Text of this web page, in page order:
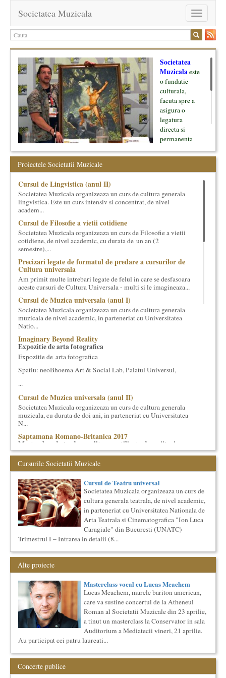
Toggle
navigation
Societatea Muzicala
Societatea
Muzicalaeste
o fundatie
culturala,
facuta spre a
asigura o
legatura
directa si
permanenta
oamenii ei, pe
inceput cu muzica clasica - si de aici numele -, insa acum
dezvoltam proiecte si in alte domenii ale culturii.
Facem management cultural, dezvoltam si administram proiecte
proprii sau preluate, modele si sisteme de finantare, marketing
cultural si consultanta. Organizam concursuri, concerte si
evenimente culturale, private sau publice, tinem cursuri de
cultura generala muzicala, teatrala, filosofica si de alte feluri.
Cuvinte in plus despre proiect, despre cei care il administreaza si
cei care il finantateaza sunt in rubricile de mai jos.
Proiectele Societatii Muzicale
Cursul de Lingvistica (anul II)
Societatea Muzicala organizeaza un curs de cultura generala
lingvistica. Este un curs intensiv si concentrat, de nivel
academ...
Cursul de Filosofie a vietii cotidiene
Societatea Muzicala organizeaza un curs de Filosofie a vietii
cotidiene, de nivel academic, cu durata de un an (2
semestre),...
Precizari legate de formatul de predare a cursurilor de
Cultura universala
Am primit multe intrebari legate de felul in care se desfasoara
aceste cursuri de Cultura Universala - multi si le imagineaza...
Cursul de Muzica universala (anul I)
Societatea Muzicala organizeaza un curs de cultura generala
muzicala de nivel academic, in parteneriat cu Universitatea
Natio...
Imaginary Beyond Reality
Expozitie de arta fotografica
Expozitie de arta fotografica
Spatiu: neoBhoema Art & Social Lab, Palatul Universul,
...
Cursul de Muzica universala (anul II)
Societatea Muzicala organizeaza un curs de cultura generala
muzicala, cu durata de doi ani, in parteneriat cu Universitatea
N...
Saptamana Romano-Britanica 2017
Masterclass de traducere literara stilizata de scriitori
englezi
Saptamana romano-britanica: 8-13 mai 2017 Sase scriitori
britanici stilizeaza traduceri din proza contemporana
romaneasca ...
Elitele Romaniei
Anuarul Elitei culturale si stiintifice din Romania
Proiectul lansat de catre Societatea Muzicala, a fost conceput
initial ca un anuar al elitei muzicale din Romania – anuar...
Cursul de Lingvistica (anul I)
Societatea Muzicala organizeaza un curs de cultura generala
academ...
Ziua Internationala a Subtitrarii
Ziua Internationala a Subtitrarii - Editia I Universitatea din
Bucuresti, Sala James Joyce [sala MTTLC] Str. Pitar Mos nr. ...
Cursul de Sociologie
Societatea Muzicala organizeaza un curs de Sociologie, in
parteneriat cu Facultatea de Sociologie si Asistenta Sociala a
Cursul de Cinematografie universala (anul I)
Societatea Muzicala organizeaza un curs de cultura generala
cinematografica. Este un curs concentrat si intensiv, de nivel
ac...
Cursurile Societatii Muzicale
Cursul de Teatru universal
Societatea Muzicala organizeaza un curs de
cultura generala teatrala, de nivel academic,
in parteneriat cu Universitatea Nationala de
Arta Teatrala si Cinematografica "Ion Luca
Caragiale" din Bucuresti (UNATC)
Trimestrul I – Intrarea in detalii (8...
Alte proiecte
Masterclass vocal cu Lucas Meachem
Lucas Meachem, marele bariton american,
care va sustine concertul de la Atheneul
Roman al Societatii Muzicale din 23 aprilie,
a tinut un masterclass la Conservator in sala
Auditorium a Mediatecii vineri, 21 aprilie.
Au participat cei patru laureati...
Concerte publice